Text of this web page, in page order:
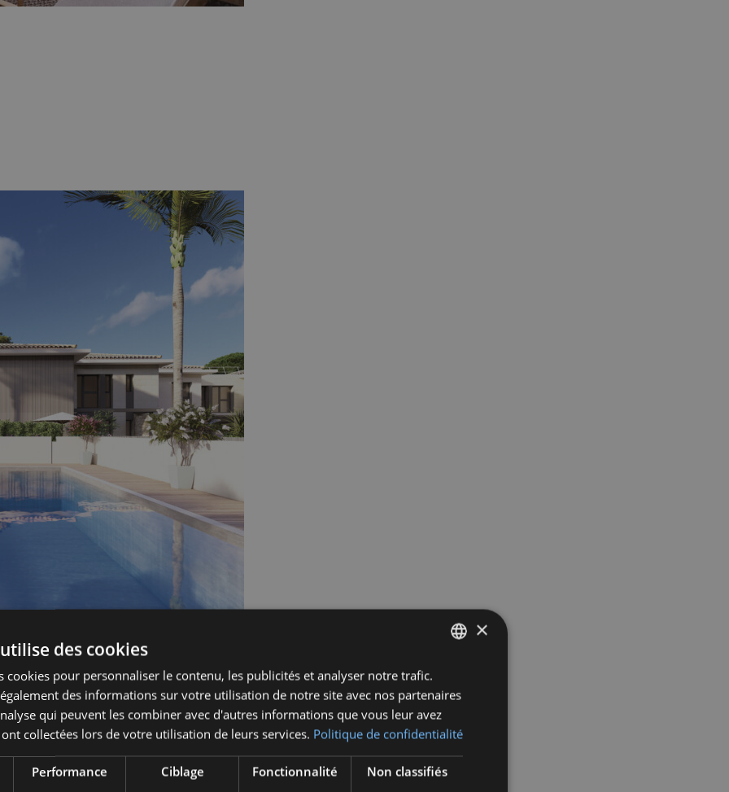
ENGLISH
DUTCH
×
des cookies
cookies pour personnaliser le contenu, les publicités et analyser notre trafic.
des informations sur votre utilisation de notre site avec nos partenaires
qui peuvent les combiner avec d'autres informations que vous leur avez
collectées lors de votre utilisation de leurs services. Politique de confidentialité
Performance Ciblage Fonctionnalité Non classifiés